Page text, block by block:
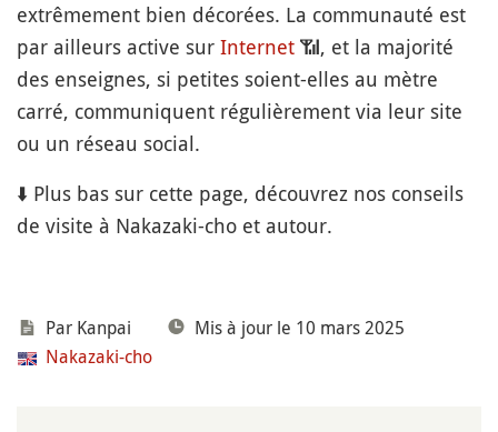
extrêmement bien décorées. La communauté est
par ailleurs active sur Internet 📶, et la majorité
des enseignes, si petites soient-elles au mètre
carré, communiquent régulièrement via leur site
ou un réseau social.
⬇️ Plus bas sur cette page, découvrez nos conseils
de visite à Nakazaki-cho et autour.
Par Kanpai
Mis à jour le 10 mars 2025
Nakazaki-cho